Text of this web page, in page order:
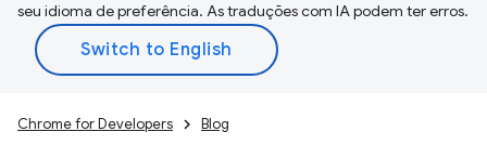
seu idioma de preferência. As traduções com IA podem ter erros.
Chrome for Developers Blog